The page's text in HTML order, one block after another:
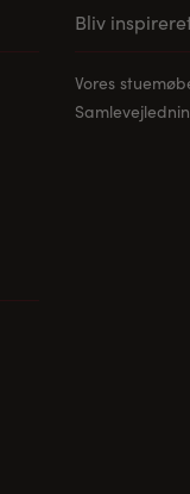
Bliv
Vores